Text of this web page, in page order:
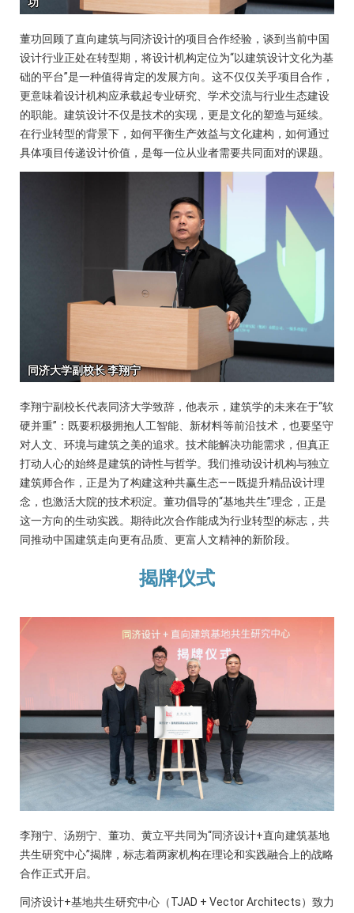
董功回顾了直向建筑与同济设计的项目合作经验，谈到当前中国
设计行业正处在转型期，将设计机构定位为“以建筑设计文化为基
础的平台”是一种值得肯定的发展方向。这不仅仅关乎项目合作，
更意味着设计机构应承载起专业研究、学术交流与行业生态建设
的职能。建筑设计不仅是技术的实现，更是文化的塑造与延续。
在行业转型的背景下，如何平衡生产效益与文化建构，如何通过
具体项目传递设计价值，是每一位从业者需要共同面对的课题。
李翔宁副校长代表同济大学致辞，他表示，建筑学的未来在于“软
硬并重”：既要积极拥抱人工智能、新材料等前沿技术，也要坚守
对人文、环境与建筑之美的追求。技术能解决功能需求，但真正
打动人心的始终是建筑的诗性与哲学。我们推动设计机构与独立
建筑师合作，正是为了构建这种共赢生态——既提升精品设计理
念，也激活大院的技术积淀。董功倡导的“基地共生”理念，正是
这一方向的生动实践。期待此次合作能成为行业转型的标志，共
同推动中国建筑走向更有品质、更富人文精神的新阶段。
揭牌仪式
李翔宁、汤朔宁、董功、黄立平共同为“同济设计+直向建筑基地
共生研究中心”揭牌，标志着两家机构在理论和实践融合上的战略
合作正式开启。
同济设计+基地共生研究中心（TJAD + Vector Architects）致力